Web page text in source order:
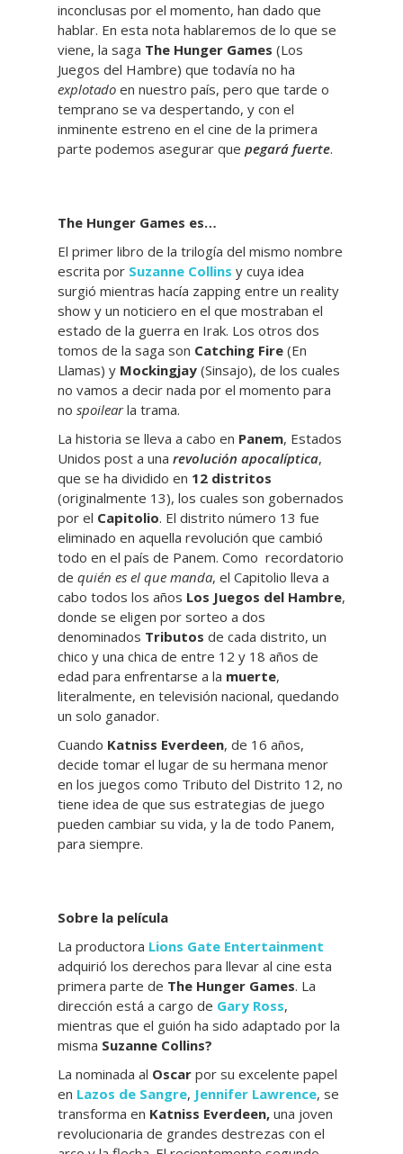
inconclusas por el momento, han dado que
hablar. En esta nota hablaremos de lo que se
viene, la saga The Hunger Games (Los
Juegos del Hambre) que todavía no ha
explotado en nuestro país, pero que tarde o
temprano se va despertando, y con el
inminente estreno en el cine de la primera
parte podemos asegurar que pegará fuerte.
The Hunger Games es…
El primer libro de la trilogía del mismo nombre
escrita por Suzanne Collins y cuya idea
surgió mientras hacía zapping entre un reality
show y un noticiero en el que mostraban el
estado de la guerra en Irak. Los otros dos
tomos de la saga son Catching Fire (En
Llamas) y Mockingjay (Sinsajo), de los cuales
no vamos a decir nada por el momento para
no spoilearla trama.
La historia se lleva a cabo en Panem, Estados
Unidos post a una revolución apocalíptica,
que se ha dividido en 12 distritos
(originalmente 13), los cuales son gobernados
por el Capitolio. El distrito número 13 fue
eliminado en aquella revolución que cambió
todo en el país de Panem. Como recordatorio
de quién es el que manda, el Capitolio lleva a
cabo todos los años Los Juegos del Hambre,
donde se eligen por sorteo a dos
denominados Tributos de cada distrito, un
chico y una chica de entre 12 y 18 años de
edad para enfrentarse a la muerte,
literalmente, en televisión nacional, quedando
un solo ganador.
Cuando Katniss Everdeen, de 16 años,
decide tomar el lugar de su hermana menor
en los juegos como Tributo del Distrito 12, no
tiene idea de que sus estrategias de juego
pueden cambiar su vida, y la de todo Panem,
para siempre.
Sobre la película
La productora Lions Gate Entertainment
adquirió los derechos para llevar al cine esta
primera parte de The Hunger Games. La
dirección está a cargo de Gary Ross,
mientras que el guión ha sido adaptado por la
misma Suzanne Collins?
La nominada al Oscar por su excelente papel
en Lazos de Sangre, Jennifer Lawrence, se
transforma en Katniss Everdeen, una joven
revolucionaria de grandes destrezas con el